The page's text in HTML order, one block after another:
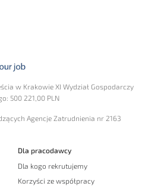
w Krakowie XI Wydział Gospodarczy
500 221,00 PLN
Agencje Zatrudnienia nr 2163
Dla pracodawcy
Dla kogo rekrutujemy
Korzyści ze współpracy